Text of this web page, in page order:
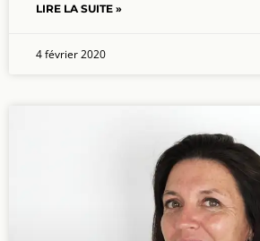
LIRE LA SUITE »
4 février 2020